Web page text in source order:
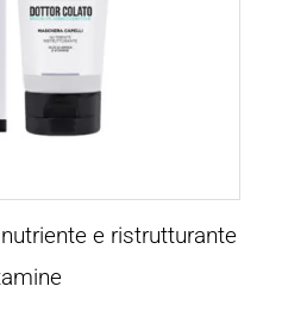
e ristrutturante